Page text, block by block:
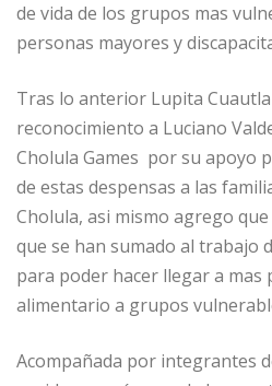
de vida de los grupos mas
personas mayores y
Tras lo anterior Lupita
reconocimiento a Luciano
Cholula Games por su apoyo
de estas despensas a las
Cholula, asi mismo agrego
que se han sumado al trabajo
para poder hacer llegar a mas
alimentario a grupos
Acompañada por integrantes